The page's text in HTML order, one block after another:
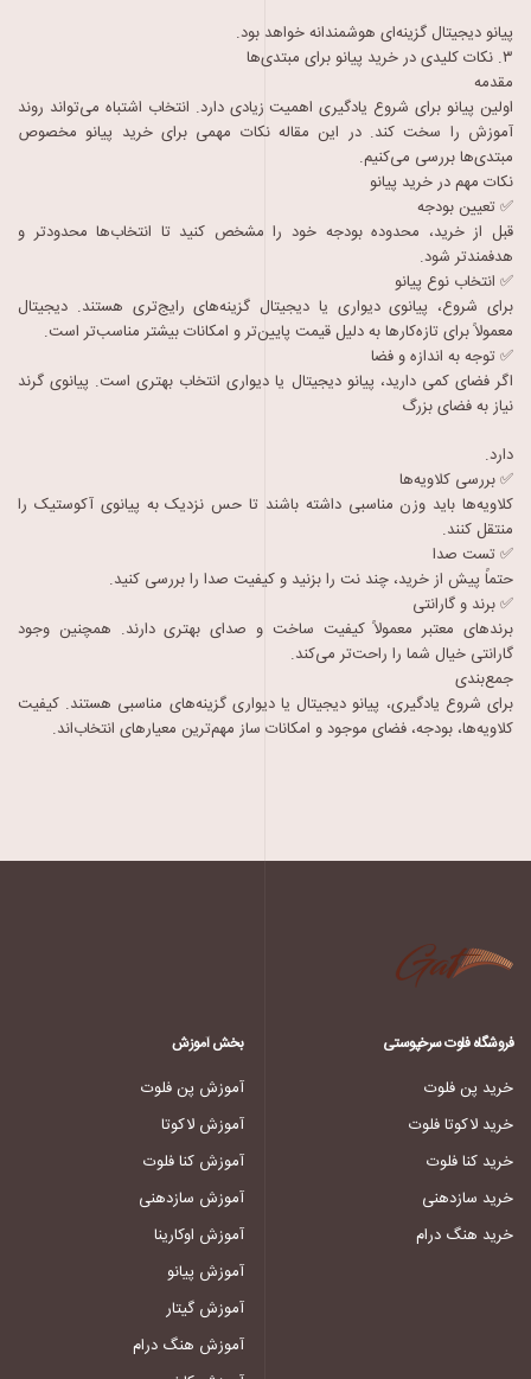
پیانو دیجیتال گزینه‌ای هوشمندانه خواهد بود.
۳. نکات کلیدی در خرید پیانو برای مبتدی‌ها
مقدمه
اولین پیانو برای شروع یادگیری اهمیت زیادی دارد. انتخاب اشتباه می‌تواند روند
آموزش را سخت کند. در این مقاله نکات مهمی برای خرید پیانو مخصوص
مبتدی‌ها بررسی می‌کنیم.
نکات مهم در خرید پیانو
✅ تعیین بودجه
قبل از خرید، محدوده بودجه خود را مشخص کنید تا انتخاب‌ها محدودتر و
هدفمندتر شود.
✅ انتخاب نوع پیانو
برای شروع، پیانوی دیواری یا دیجیتال گزینه‌های رایج‌تری هستند. دیجیتال
معمولاً برای تازه‌کارها به دلیل قیمت پایین‌تر و امکانات بیشتر مناسب‌تر است.
✅ توجه به اندازه و فضا
اگر فضای کمی دارید، پیانو دیجیتال یا دیواری انتخاب بهتری است. پیانوی گرند
نیاز به فضای بزرگ
دارد.
✅ بررسی کلاویه‌ها
کلاویه‌ها باید وزن مناسبی داشته باشند تا حس نزدیک به پیانوی آکوستیک را
منتقل کنند.
✅ تست صدا
حتماً پیش از خرید، چند نت را بزنید و کیفیت صدا را بررسی کنید.
✅ برند و گارانتی
برندهای معتبر معمولاً کیفیت ساخت و صدای بهتری دارند. همچنین وجود
گارانتی خیال شما را راحت‌تر می‌کند.
جمع‌بندی
برای شروع یادگیری، پیانو دیجیتال یا دیواری گزینه‌های مناسبی هستند. کیفیت
کلاویه‌ها، بودجه، فضای موجود و امکانات ساز مهم‌ترین معیارهای انتخاب‌اند.
فروشگاه فلوت سرخپوستی
خرید پن فلوت
خرید لاکوتا فلوت
خرید کنا فلوت
خرید سازدهنی
خرید هنگ درام
بخش آموزش
آموزش پن فلوت
آموزش لاکوتا
آموزش کنا فلوت
آموزش سازدهنی
آموزش اوکارینا
آموزش پیانو
آموزش گیتار
آموزش هنگ درام